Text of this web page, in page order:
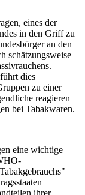
eines der
in den Griff zu
an den
schätzungsweise
dies
zu einer
reagieren
bei Tabakwaren.
eine wichtige